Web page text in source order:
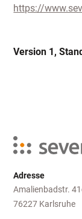
https://
Version 1,
Adresse
Amalienbadstr.
76227 Karlsruhe